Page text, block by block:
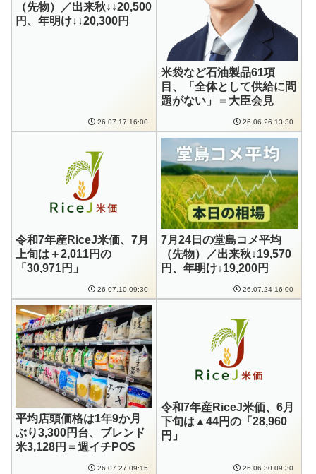
（先物）／出来秋↓↓20,500
円、年明け↓↓20,300円
26.07.17 16:00
米袋など石油製品61項
目、「全体として供給に問
題がない」＝大臣会見
26.06.26 13:30
令和7年産RiceJ米価、7月
上旬は＋2,011円の
「30,971円」
26.07.10 09:30
7月24日の堂島コメ平均
（先物）／出来秋↓19,570
円、年明け↓19,200円
26.07.24 16:00
平均店頭価格は1年9か月
ぶり3,300円台、ブレンド
米3,128円＝週イチPOS
26.07.27 09:15
令和7年産RiceJ米価、6月
下旬は▲44円の「28,960
円」
26.06.30 09:30